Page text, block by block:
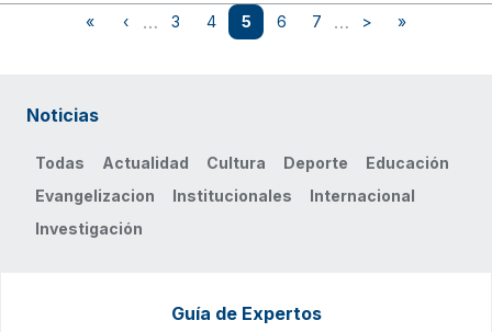
Paginación
Primera página
«
Página anterior
‹ … Page
3
Page
4
Página actual
5
Page
6
Page
7 … Siguiente página
>
Última
»
Noticias
Todas Actualidad Cultura Deporte
Educación
Evangelizacion
Institucionales
Internacional
Investigación
Guía de Expertos